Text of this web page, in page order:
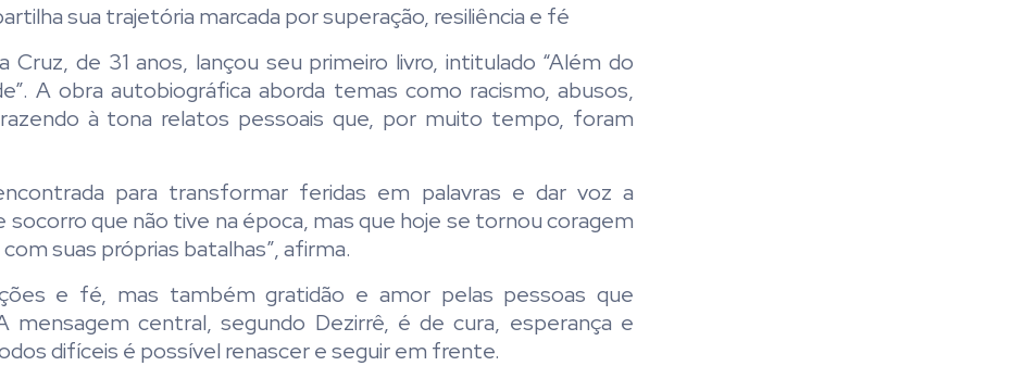
sua trajetória marcada por superação, resiliência e fé
Cruz, de 31 anos, lançou seu primeiro livro, intitulado “Além do
A obra autobiográfica aborda temas como racismo, abusos,
à tona relatos pessoais que, por muito tempo, foram
para transformar feridas em palavras e dar voz a
socorro que não tive na época, mas que hoje se tornou coragem
suas próprias batalhas”, afirma.
e fé, mas também gratidão e amor pelas pessoas que
central, segundo Dezirrê, é de cura, esperança e
difíceis é possível renascer e seguir em frente.